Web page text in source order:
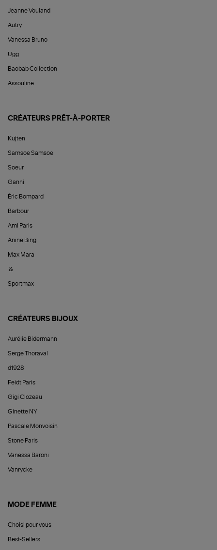
Jeanne Vouland
Autry
Vanessa Bruno
Ugg
Baobab Collection
Assouline
CRÉATEURS PRÊT-À-PORTER
Kujten
Samsoe Samsoe
Soeur
Ganni
Éric Bompard
Barbour
Ami Paris
Anine Bing
Max Mara
&
Sportmax
CRÉATEURS BIJOUX
Aurélie Bidermann
Serge Thoraval
d1928
Feidt Paris
Gigi Clozeau
Ginette NY
Pascale Monvoisin
Stone Paris
Vanessa Baroni
Vanrycke
MODE FEMME
Choisi pour vous
Best-Sellers